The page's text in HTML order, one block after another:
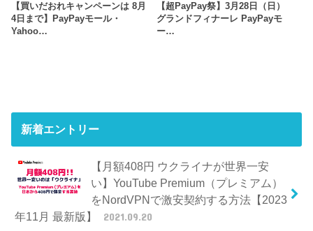
【買いだおれキャンペーンは 8月
4日まで】PayPayモール・
Yahoo…
【超PayPay祭】3月28日（日）
グランドフィナーレ PayPayモ
ー…
新着エントリー
【月額408円 ウクライナが世界一安
い】YouTube Premium（プレミアム）
をNordVPNで激安契約する方法【2023
年11月 最新版】
2021.09.20